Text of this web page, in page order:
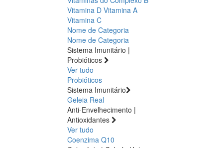
Vitamina D Vitamina A
Vitamina C
Nome de Categoria
Nome de Categoria
Sistema Imunitário |
Probióticos
Ver tudo
Probióticos
Sistema Imunitário
Geleia Real
Anti-Envelhecimento |
Antioxidantes
Ver tudo
Coenzima Q10